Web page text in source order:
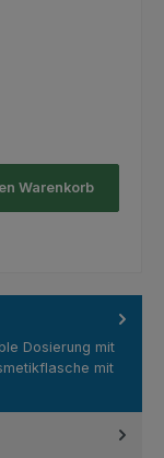
Warenkorb
Dosierung mit
mit